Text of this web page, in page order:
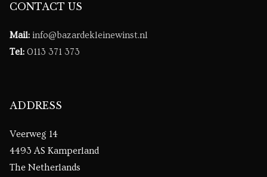
CONTACT US
Mail: info@bazardekleinewinst.nl
Tel: 0113 371 373
ADDRESS
Veerweg 14
4493 AS Kamperland
The Netherlands